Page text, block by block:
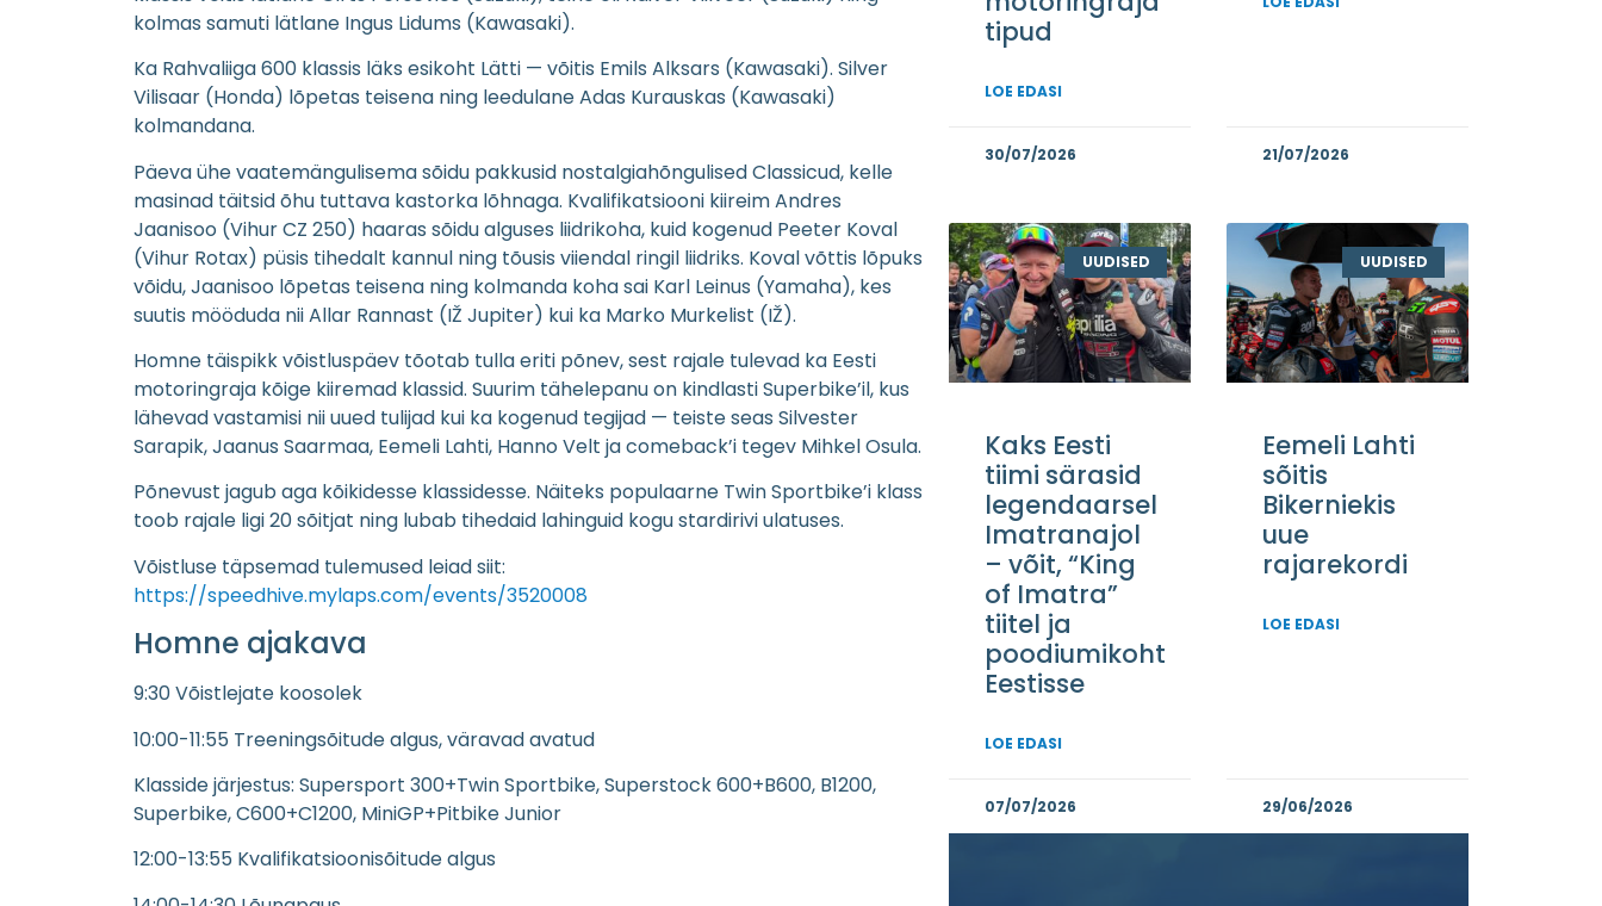
kolmas samuti lätlane Ingus Lidums (Kawasaki).
Ka Rahvaliiga 600 klassis läks esikoht Lätti — võitis Emils Alksars (Kawasaki). Silver
Vilisaar (Honda) lõpetas teisena ning leedulane Adas Kurauskas (Kawasaki)
kolmandana.
Päeva ühe vaatemängulisema sõidu pakkusid nostalgiahõngulised Classicud, kelle
masinad täitsid õhu tuttava kastorka lõhnaga. Kvalifikatsiooni kiireim Andres
Jaanisoo (Vihur CZ 250) haaras sõidu alguses liidrikoha, kuid kogenud Peeter Koval
(Vihur Rotax) püsis tihedalt kannul ning tõusis viiendal ringil liidriks. Koval võttis lõpuks
võidu, Jaanisoo lõpetas teisena ning kolmanda koha sai Karl Leinus (Yamaha), kes
suutis mööduda nii Allar Rannast (IŽ Jupiter) kui ka Marko Murkelist (IŽ).
Homne täispikk võistluspäev tõotab tulla eriti põnev, sest rajale tulevad ka Eesti
motoringraja kõige kiiremad klassid. Suurim tähelepanu on kindlasti Superbike’il, kus
lähevad vastamisi nii uued tulijad kui ka kogenud tegijad — teiste seas Silvester
Sarapik, Jaanus Saarmaa, Eemeli Lahti, Hanno Velt ja comeback’i tegev Mihkel Osula.
Põnevust jagub aga kõikidesse klassidesse. Näiteks populaarne Twin Sportbike’i klass
toob rajale ligi 20 sõitjat ning lubab tihedaid lahinguid kogu stardirivi ulatuses.
Võistluse täpsemad tulemused leiad siit:
https://speedhive.mylaps.com/events/3520008
Homne ajakava
9:30 Võistlejate koosolek
10:00-11:55 Treeningsõitude algus, väravad avatud
Klasside järjestus: Supersport 300+Twin Sportbike, Superstock 600+B600, B1200,
Superbike, C600+C1200, MiniGP+Pitbike Junior
12:00-13:55 Kvalifikatsioonisõitude algus
tipud
LOE EDASI
30/07/2026 21/07/2026
UUDISED
Kaks Eesti
tiimi särasid
legendaarsel
Imatranajol
– võit, “King
of Imatra”
tiitel ja
poodiumikoht
Eestisse
LOE EDASI
07/07/2026
UUDISED
Eemeli Lahti
sõitis
Bikerniekis
uue
rajarekordi
LOE EDASI
29/06/2026